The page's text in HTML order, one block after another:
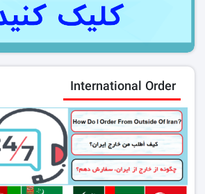
International Order